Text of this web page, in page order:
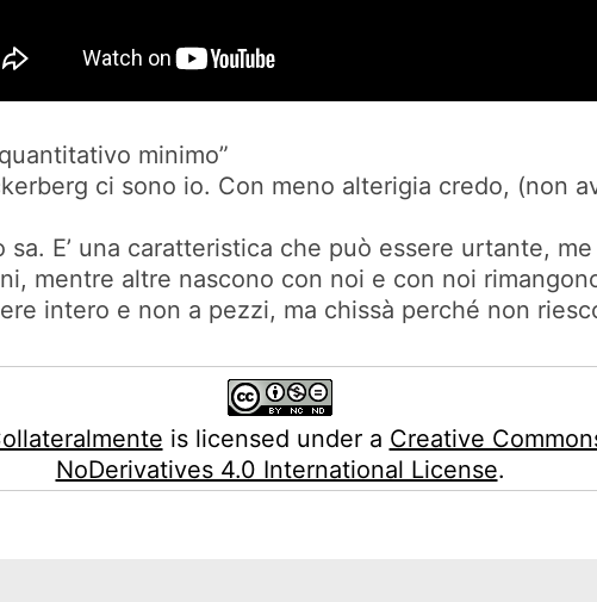
minimo”
ci sono io. Con meno alterigia credo, (non
E’ una caratteristica che può essere urtante,
mentre altre nascono con noi e con noi
intero e non a pezzi, ma chissà perché non
is licensed under a Creative
NoDerivatives 4.0 International License.